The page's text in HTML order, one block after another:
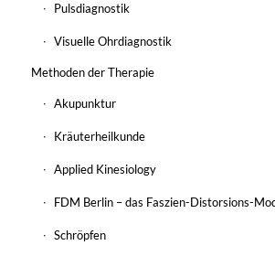
Pulsdiagnostik
Visuelle Ohrdiagnostik
Methoden der Therapie
Akupunktur
Kräuterheilkunde
Applied Kinesiology
FDM Berlin – das Faszien-Distorsions-
Schröpfen